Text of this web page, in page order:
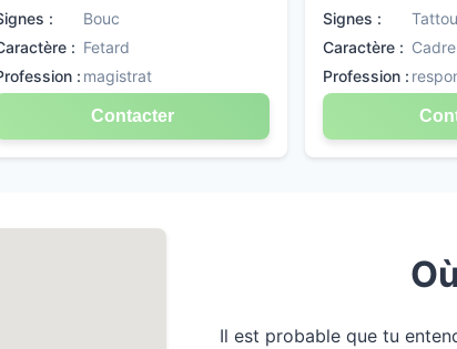
:
Bouc
: Fetard
: magistrat
Contacter
Signes :
Caractère : Cadre
Profession :
Il est probable que tu